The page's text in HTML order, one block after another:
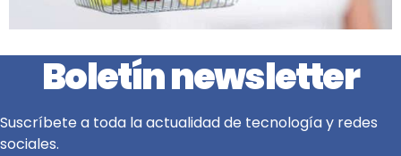
Boletín newsletter
Suscríbete a toda la actualidad de tecnología y redes
sociales.